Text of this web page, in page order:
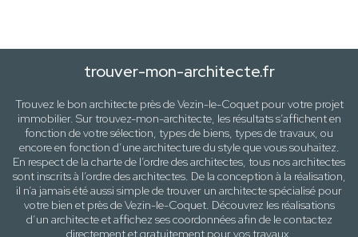
trouver-mon-architecte.fr
Trouvez le bon architecte près deVezin-le-Coquetpour votre projet
immobilier. Sur trouvez-mon-architecte, les résultats s’affichent en
fonction de votre sélection, types de biens, types de travaux, ou
encore en fonction d’une architecturedu style que vous souhaitez.
En respect de la charte de l’ordre des architectes, tous nos architectes
sont inscrits à l’ordre des architectes. De la conception à la réalisation,
il n’a jamais été aussi simple de trouver un architecte spécialisé pour
votre bien et près deVezin-le-Coquet. Découvrez les réalisations
d’un architecte et affichez ses coordonnées afin de le contactez
directement et gratuitement pourvos travaux.